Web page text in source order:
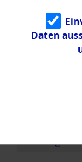
g
5.3.3
e
Daten